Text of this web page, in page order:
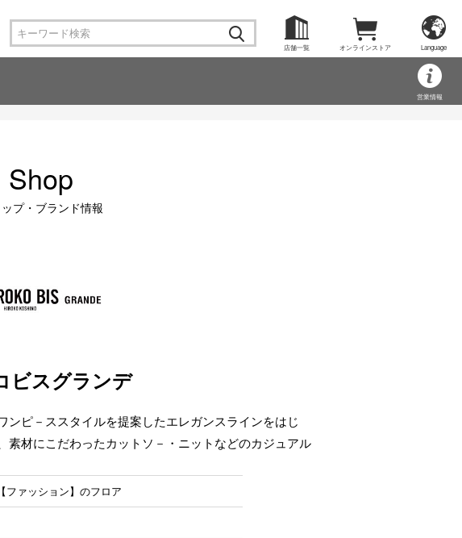
Language
オンラインストア
店舗一覧
営業情報
Shop
プ・ブランド情報
ビスグランデ
ンピ－ススタイルを提案したエレガンスラインをはじ
素材にこだわったカットソ－・ニットなどのカジュアル
ファッション】のフロア